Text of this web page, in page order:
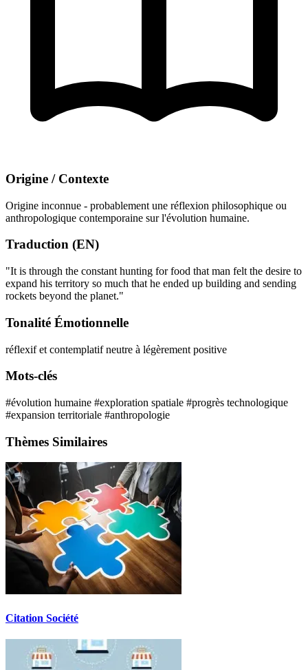
Origine / Contexte
Origine inconnue - probablement une réflexion philosophique ou
anthropologique contemporaine sur l'évolution humaine.
Traduction (EN)
"It is through the constant hunting for food that man felt the desire to
expand his territory so much that he ended up building and sending
rockets beyond the planet."
Tonalité Émotionnelle
réflexif et contemplatifneutre à légèrement positive
Mots-clés
#évolution humaine #exploration spatiale #progrès technologique
#expansion territoriale #anthropologie
Thèmes Similaires
Citation Société